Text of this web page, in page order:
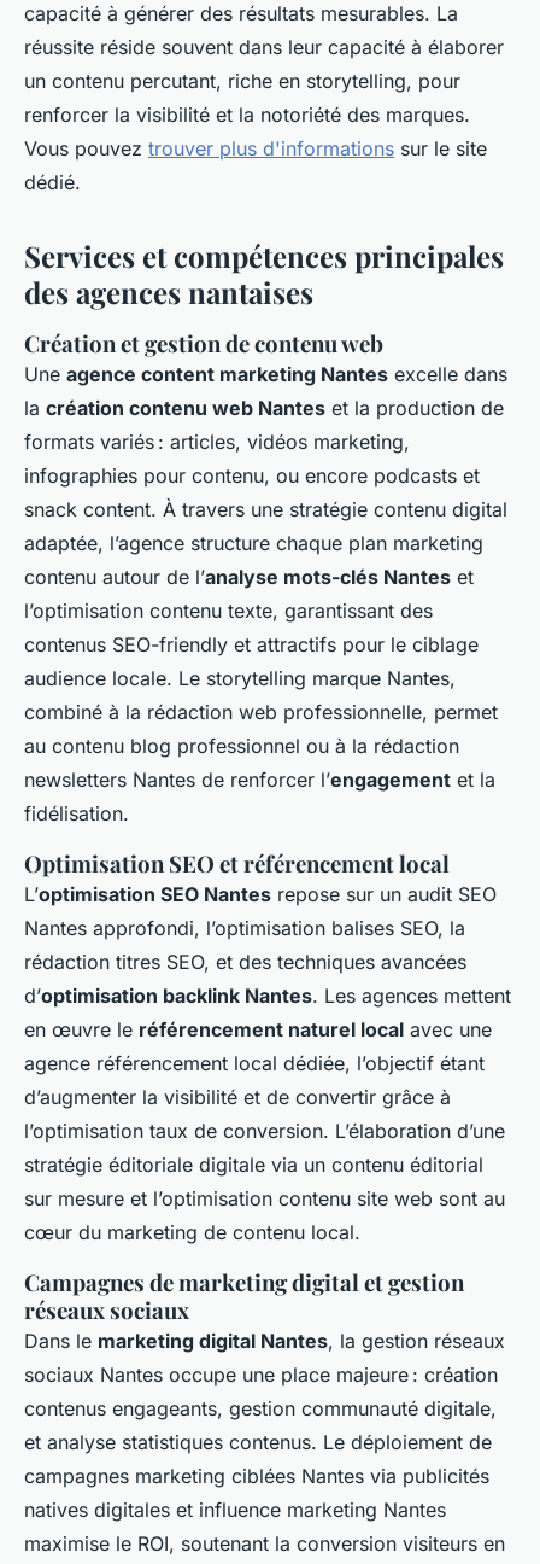
capacité à générer des résultats mesurables. La
réussite réside souvent dans leur capacité à élaborer
un contenu percutant, riche en storytelling, pour
renforcer la visibilité et la notoriété des marques.
Vous pouvez trouver plus d'informations sur le site
dédié.
Services et compétences principales
des agences nantaises
Création et gestion de contenu web
Une agence content marketing Nantes excelle dans
la création contenu web Nantes et la production de
formats variés : articles, vidéos marketing,
infographies pour contenu, ou encore podcasts et
snack content. À travers une stratégie contenu digital
adaptée, l’agence structure chaque plan marketing
contenu autour de l’analyse mots-clés Nantes et
l’optimisation contenu texte, garantissant des
contenus SEO-friendly et attractifs pour le ciblage
audience locale. Le storytelling marque Nantes,
combiné à la rédaction web professionnelle, permet
au contenu blog professionnel ou à la rédaction
newsletters Nantes de renforcer l’engagement et la
fidélisation.
Optimisation SEO et référencement local
L’optimisation SEO Nantes repose sur un audit SEO
Nantes approfondi, l’optimisation balises SEO, la
rédaction titres SEO, et des techniques avancées
d’optimisation backlink Nantes. Les agences mettent
en œuvre le référencement naturel local avec une
agence référencement local dédiée, l’objectif étant
d’augmenter la visibilité et de convertir grâce à
l’optimisation taux de conversion. L’élaboration d’une
stratégie éditoriale digitale via un contenu éditorial
sur mesure et l’optimisation contenu site web sont au
cœur du marketing de contenu local.
Campagnes de marketing digital et gestion
réseaux sociaux
Dans le marketing digital Nantes, la gestion réseaux
sociaux Nantes occupe une place majeure : création
contenus engageants, gestion communauté digitale,
et analyse statistiques contenus. Le déploiement de
campagnes marketing ciblées Nantes via publicités
natives digitales et influence marketing Nantes
maximise le ROI, soutenant la conversion visiteurs en